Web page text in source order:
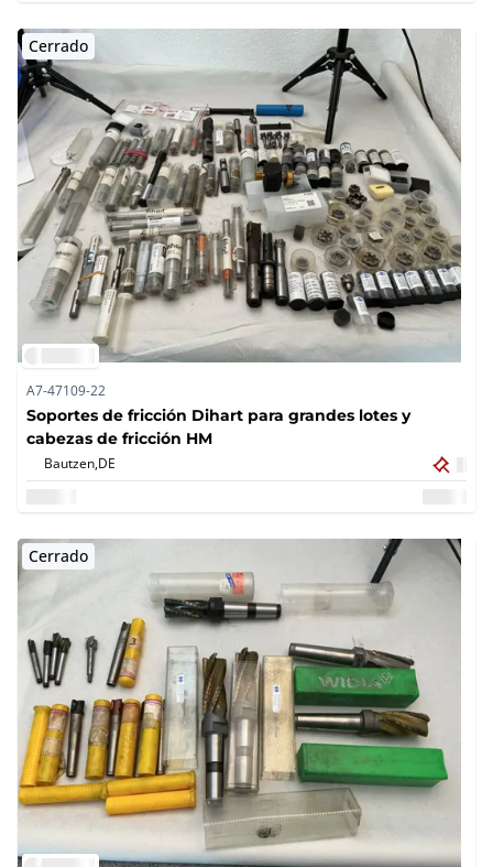
Cerrado
A7-47109-22
Soportes de fricción Dihart para grandes lotes y
cabezas de fricción HM
Bautzen,DE
Cerrado